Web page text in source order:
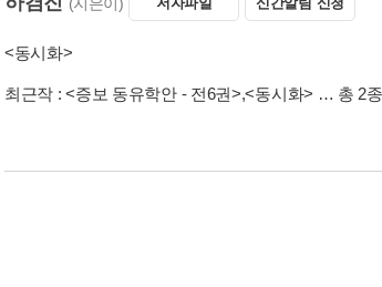
<동시화>
최근작 :<증보 동유학안 - 전6권>,<동시화> … 총 2종